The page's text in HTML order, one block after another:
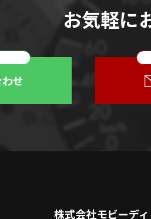
お気軽に
せ
株式会社モビーデ